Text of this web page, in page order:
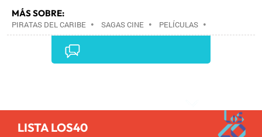
MÁS SOBRE:
PIRATAS DEL CARIBE • SAGAS CINE • PELÍCULAS •
LISTA LOS40